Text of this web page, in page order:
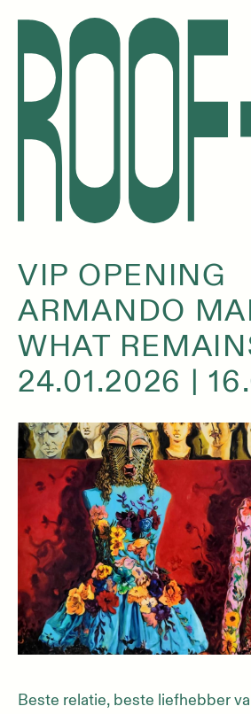
VIP OPENING
ARMANDO
WHAT
24.01.2026 |
Beste relatie, beste liefhebber